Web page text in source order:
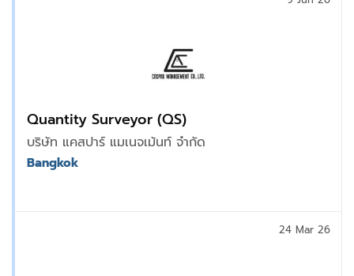
Quantity Surveyor (QS)
บริษัท แคสปาร์ แมเนจเม้นท์ จำกัด
Bangkok
24 Mar 26